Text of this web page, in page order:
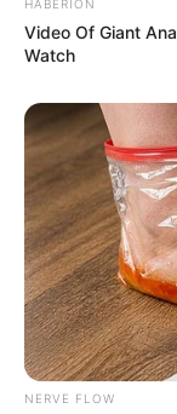
HABERION
Video Of Giant
Watch
NERVE FLOW